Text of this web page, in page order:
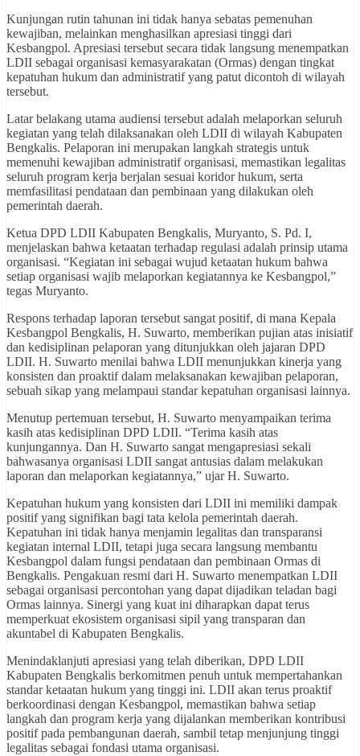
Kunjungan rutin tahunan ini tidak hanya sebatas pemenuhan
kewajiban, melainkan menghasilkan apresiasi tinggi dari
Kesbangpol. Apresiasi tersebut secara tidak langsung menempatkan
LDII sebagai organisasi kemasyarakatan (Ormas) dengan tingkat
kepatuhan hukum dan administratif yang patut dicontoh di wilayah
tersebut.
Latar belakang utama audiensi tersebut adalah melaporkan seluruh
kegiatan yang telah dilaksanakan oleh LDII di wilayah Kabupaten
Bengkalis. Pelaporan ini merupakan langkah strategis untuk
memenuhi kewajiban administratif organisasi, memastikan legalitas
seluruh program kerja berjalan sesuai koridor hukum, serta
memfasilitasi pendataan dan pembinaan yang dilakukan oleh
pemerintah daerah.
Ketua DPD LDII Kabupaten Bengkalis, Muryanto, S. Pd. I,
menjelaskan bahwa ketaatan terhadap regulasi adalah prinsip utama
organisasi. “Kegiatan ini sebagai wujud ketaatan hukum bahwa
setiap organisasi wajib melaporkan kegiatannya ke Kesbangpol,”
tegas Muryanto.
Respons terhadap laporan tersebut sangat positif, di mana Kepala
Kesbangpol Bengkalis, H. Suwarto, memberikan pujian atas inisiatif
dan kedisiplinan pelaporan yang ditunjukkan oleh jajaran DPD
LDII. H. Suwarto menilai bahwa LDII menunjukkan kinerja yang
konsisten dan proaktif dalam melaksanakan kewajiban pelaporan,
sebuah sikap yang melampaui standar kepatuhan organisasi lainnya.
Menutup pertemuan tersebut, H. Suwarto menyampaikan terima
kasih atas kedisiplinan DPD LDII. “Terima kasih atas
kunjungannya. Dan H. Suwarto sangat mengapresiasi sekali
bahwasanya organisasi LDII sangat antusias dalam melakukan
laporan dan melaporkan kegiatannya,” ujar H. Suwarto.
Kepatuhan hukum yang konsisten dari LDII ini memiliki dampak
positif yang signifikan bagi tata kelola pemerintah daerah.
Kepatuhan ini tidak hanya menjamin legalitas dan transparansi
kegiatan internal LDII, tetapi juga secara langsung membantu
Kesbangpol dalam fungsi pendataan dan pembinaan Ormas di
Bengkalis. Pengakuan resmi dari H. Suwarto menempatkan LDII
sebagai organisasi percontohan yang dapat dijadikan teladan bagi
Ormas lainnya. Sinergi yang kuat ini diharapkan dapat terus
memperkuat ekosistem organisasi sipil yang transparan dan
akuntabel di Kabupaten Bengkalis.
Menindaklanjuti apresiasi yang telah diberikan, DPD LDII
Kabupaten Bengkalis berkomitmen penuh untuk mempertahankan
standar ketaatan hukum yang tinggi ini. LDII akan terus proaktif
berkoordinasi dengan Kesbangpol, memastikan bahwa setiap
langkah dan program kerja yang dijalankan memberikan kontribusi
positif pada pembangunan daerah, sambil tetap menjunjung tinggi
legalitas sebagai fondasi utama organisasi.